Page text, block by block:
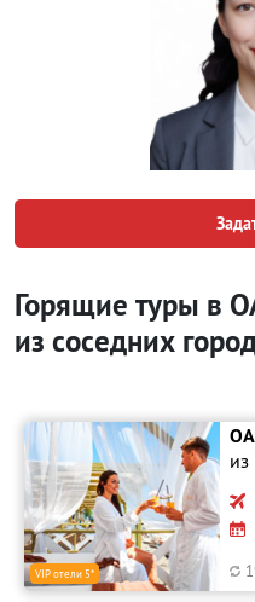
Горящие туры в
из соседних
VIP отели 5*